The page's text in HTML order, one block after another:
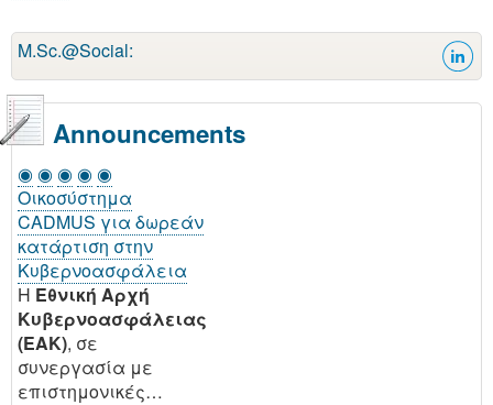
M.Sc.@Social:
Announcements
◉ ◉ ◉ ◉ ◉
Οικοσύστημα
CADMUS για δωρεάν
κατάρτιση στην
Κυβερνοασφάλεια
H Εθνική Αρχή
Κυβερνοασφάλειας
(EAK), σε
συνεργασία με
επιστημονικές…